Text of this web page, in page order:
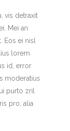
vis detraxit
Mei an
Eos ei nisl
lorem
id, error
moderatius
purto zril
pro, alia